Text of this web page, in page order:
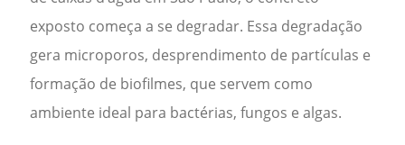
exposto começa a se degradar. Essa degradação
gera microporos, desprendimento de partículas e
formação de biofilmes, que servem como
ambiente ideal para bactérias, fungos e algas.